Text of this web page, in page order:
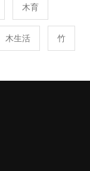
木育
木生活 竹